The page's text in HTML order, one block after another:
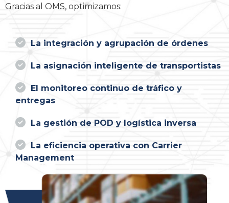
Gracias al OMS, optimizamos:
La integración y agrupación de órdenes
La asignación inteligente de transportistas
El monitoreo continuo de tráfico y
entregas
La gestión de POD y logística inversa
La eficiencia operativa con Carrier
Management